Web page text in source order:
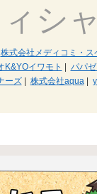
シ
株式会社メディコミ・ス
K&YOイワモト | パパ
ーズ| 株式会社aqua|